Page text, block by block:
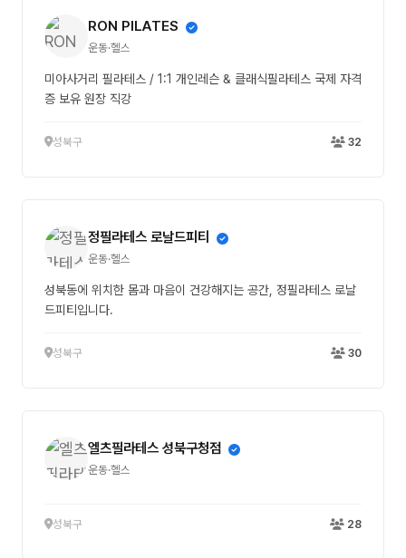
RON PILATES
운동·헬스
미아사거리 필라테스 / 1:1 개인레슨 & 클래식필라테스 국제 자격
증 보유 원장 직강
성북구 32
정필라테스 로날드피티
운동·헬스
성북동에 위치한 몸과 마음이 건강해지는 공간, 정필라테스 로날
드피티입니다.
성북구 30
엘츠필라테스 성북구청점
운동·헬스
성북구 28